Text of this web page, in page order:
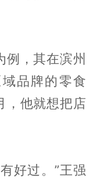
例，其在滨州
品牌的零食
，他就想把店
好过。”王强